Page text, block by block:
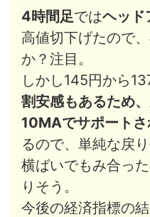
4時間足ではヘッド
高値切下げたので
か？注目。
しかし145円から
割安感もあるため
10MAでサポート
るので、単純な戻
横ばいでもみ合っ
りそう。
今後の経済指標の